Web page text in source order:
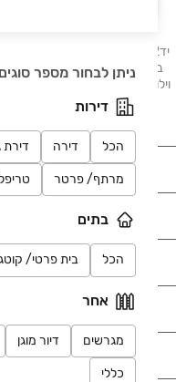
ניתן לבחור מספר סוגים
דירות
הכל דירה דירת
מרתף/ פרטר
בתים
הכל בית פרטי/
אחר
מגרשים דיור מוגן
כללי
ברחבי הארץ. בלוח תמצאו דירות,
וילות, פנטהאוזים, קוטג׳ים,
דירות למכירה בבאר
דרושים
עוד באתר